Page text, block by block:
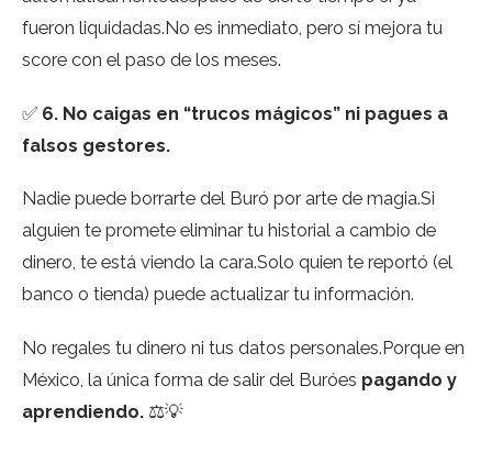
fueron liquidadas.No es inmediato, pero sí mejora tu
score con el paso de los meses.
✅ 6. No caigas en “trucos mágicos” ni pagues a
falsos gestores.
Nadie puede borrarte del Buró por arte de magia.Si
alguien te promete eliminar tu historial a cambio de
dinero, te está viendo la cara.Solo quien te reportó (el
banco o tienda) puede actualizar tu información.
No regales tu dinero ni tus datos personales.Porque en
México, la única forma de salir del Buróes pagando y
aprendiendo. ⚖️💡